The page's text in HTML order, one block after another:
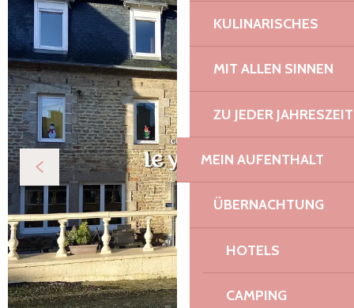
KULINARISCHES
MIT ALLEN SINNEN
ZU JEDER JAHRESZEIT
MEIN AUFENTHALT
ÜBERNACHTUNG
HOTELS
CAMPING